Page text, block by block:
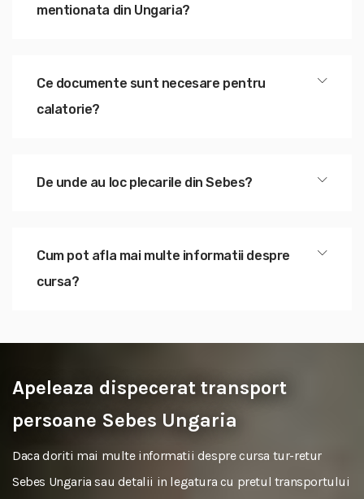
mentionata din Ungaria?
Ce documente sunt necesare pentru
calatorie?
De unde au loc plecarile din Sebes?
Cum pot afla mai multe informatii despre
cursa?
Apeleaza dispecerat transport
persoane Sebes Ungaria
Daca doriti mai multe informatii despre cursa tur-retur
Sebes Ungaria sau detalii in legatura cu pretul transportului